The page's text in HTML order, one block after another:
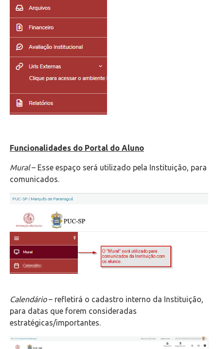
Funcionalidades do Portal do Aluno
Mural– Esse espaço será utilizado pela Instituição, para
comunicados.
Calendário– refletirá o cadastro interno da Instituição,
para datas que forem consideradas
estratégicas/importantes.